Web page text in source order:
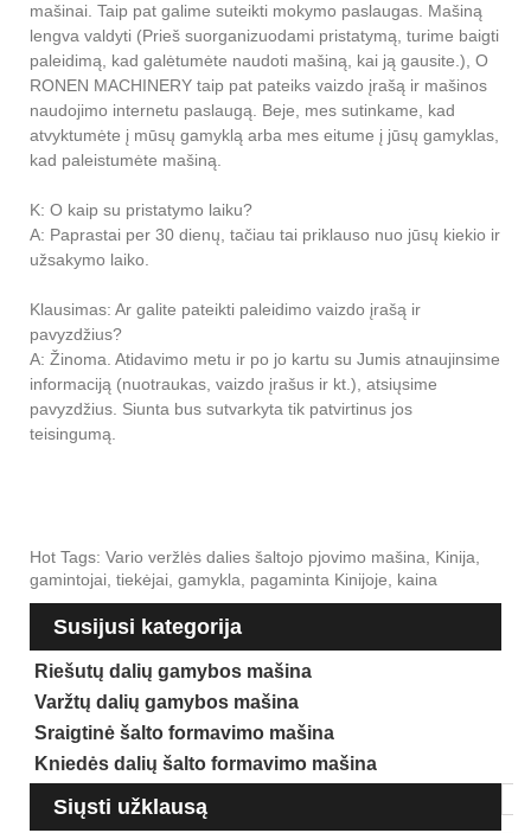
mašinai. Taip pat galime suteikti mokymo paslaugas. Mašiną
lengva valdyti (Prieš suorganizuodami pristatymą, turime baigti
paleidimą, kad galėtumėte naudoti mašiną, kai ją gausite.), O
RONEN MACHINERY taip pat pateiks vaizdo įrašą ir mašinos
naudojimo internetu paslaugą. Beje, mes sutinkame, kad
atvyktumėte į mūsų gamyklą arba mes eitume į jūsų gamyklas,
kad paleistumėte mašiną.
K: O kaip su pristatymo laiku?
A: Paprastai per 30 dienų, tačiau tai priklauso nuo jūsų kiekio ir
užsakymo laiko.
Klausimas: Ar galite pateikti paleidimo vaizdo įrašą ir
pavyzdžius?
A: Žinoma. Atidavimo metu ir po jo kartu su Jumis atnaujinsime
informaciją (nuotraukas, vaizdo įrašus ir kt.), atsiųsime
pavyzdžius. Siunta bus sutvarkyta tik patvirtinus jos
teisingumą.
Hot Tags: Vario veržlės dalies šaltojo pjovimo mašina, Kinija,
gamintojai, tiekėjai, gamykla, pagaminta Kinijoje, kaina
Susijusi kategorija
Riešutų dalių gamybos mašina
Varžtų dalių gamybos mašina
Sraigtinė šalto formavimo mašina
Kniedės dalių šalto formavimo mašina
Siųsti užklausą